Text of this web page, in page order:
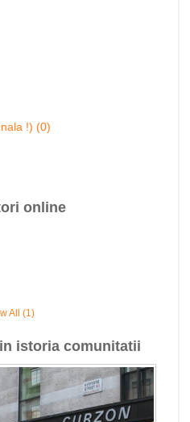
!) (0)
online
All (1)
istoria comunitatii